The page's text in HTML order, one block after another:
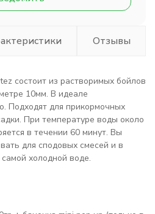
Отзывы
состоит из растворимых бойлов
10мм. В идеале
Подходят для прикормочных
При температуре воды около
в течении 60 минут. Вы
для cподовых смесей и в
холодной воде.